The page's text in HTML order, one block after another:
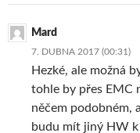
Mard
7. DUBNA 2017 (00:31)
Hezké, ale možná
tohle by přes EMC
něčem podobném,
budu mít jiný HW